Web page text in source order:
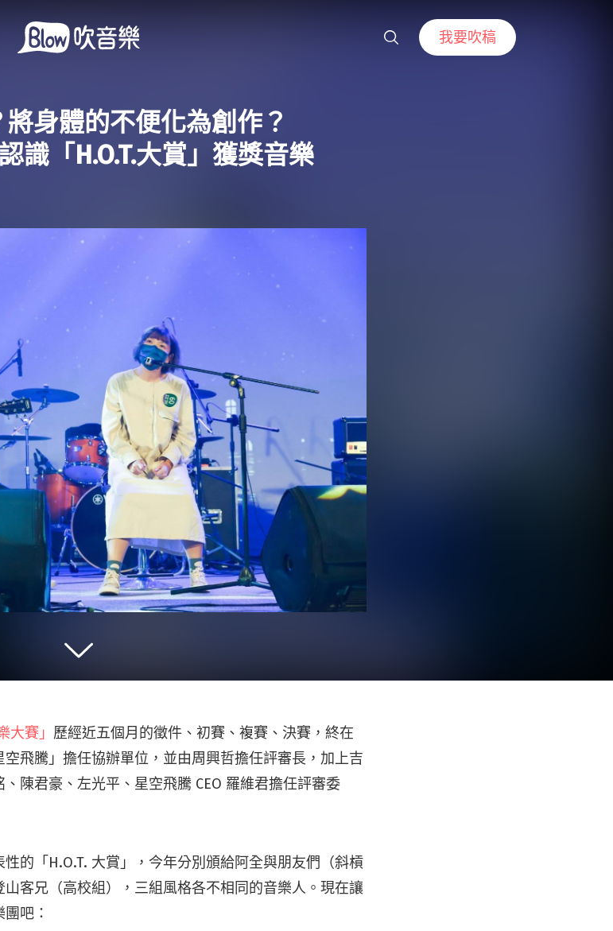
我要吹稿
身體的不便化為創作？
識「H.O.T.大賞」獲獎音樂
大賽」 歷經近五個月的徵件、初賽、複賽、決賽，終在
飛騰」擔任協辦單位，並由周興哲擔任評審長，加上吉
陳君豪、左光平、星空飛騰 CEO 羅維君擔任評審委
性的「H.O.T. 大賞」，今年分別頒給阿全與朋友們（斜槓
客兄（高校組），三組風格各不相同的音樂人。現在讓
吧：